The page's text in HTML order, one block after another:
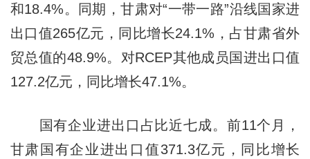
和18.4%。同期，甘肃对“一带一路”沿线国家进
出口值265亿元，同比增长24.1%，占甘肃省外
贸总值的48.9%。对RCEP其他成员国进出口值
127.2亿元，同比增长47.1%。
国有企业进出口占比近七成。前11个月，
甘肃国有企业进出口值371.3亿元，同比增长